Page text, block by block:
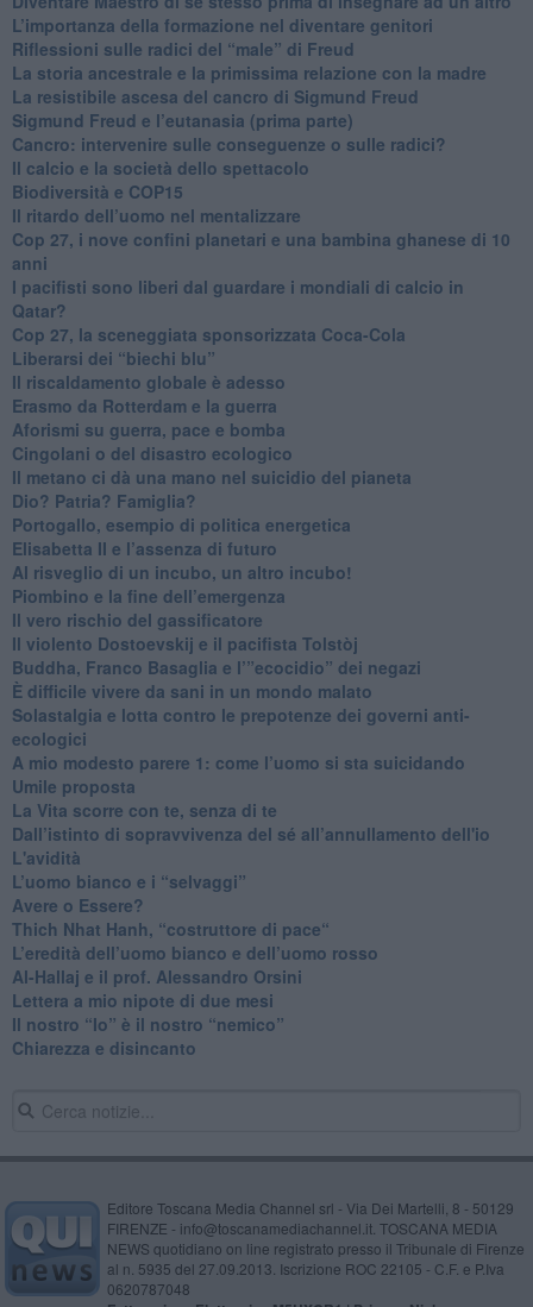
L’importanza della formazione nel diventare genitori
Riflessioni sulle radici del “male” di Freud
​La storia ancestrale e la primissima relazione con la madre
​La resistibile ascesa del cancro di Sigmund Freud
Sigmund Freud e l’eutanasia (prima parte)
Cancro: intervenire sulle conseguenze o sulle radici?
​Il calcio e la società dello spettacolo
Biodiversità e COP15
​Il ritardo dell’uomo nel mentalizzare
​Cop 27, i nove confini planetari e una bambina ghanese di 10
anni
​I pacifisti sono liberi dal guardare i mondiali di calcio in
Qatar?
​Cop 27, la sceneggiata sponsorizzata Coca-Cola
​Liberarsi dei “biechi blu”
Il riscaldamento globale è adesso
​Erasmo da Rotterdam e la guerra
​Aforismi su guerra, pace e bomba
Cingolani o del disastro ecologico
​Il metano ci dà una mano nel suicidio del pianeta
​Dio? Patria? Famiglia?
Portogallo, esempio di politica energetica
​Elisabetta II e l’assenza di futuro
Al risveglio di un incubo, un altro incubo!
​Piombino e la fine dell’emergenza
​Il vero rischio del gassificatore
​Il violento Dostoevskij e il pacifista Tolstòj
​Buddha, Franco Basaglia e l’”ecocidio” dei negazi
​È difficile vivere da sani in un mondo malato
Solastalgia e lotta contro le prepotenze dei governi anti-
ecologici
​A mio modesto parere 1: come l’uomo si sta suicidando
​Umile proposta
​La Vita scorre con te, senza di te
​Dall’istinto di sopravvivenza del sé all’annullamento dell'io
L'avidità
​L’uomo bianco e i “selvaggi”
​Avere o Essere?
​Thich Nhat Hanh, “costruttore di pace“
​L’eredità dell’uomo bianco e dell’uomo rosso
Al-Hallaj e il prof. Alessandro Orsini
​Lettera a mio nipote di due mesi
​Il nostro “Io” è il nostro “nemico”
​Chiarezza e disincanto
Editore Toscana Media Channel srl - Via Dei Martelli, 8 - 50129
FIRENZE - info@toscanamediachannel.it. TOSCANA MEDIA
NEWS quotidiano on line registrato presso il Tribunale di Firenze
al n. 5935 del 27.09.2013. Iscrizione ROC 22105 - C.F. e P.Iva
0620787048